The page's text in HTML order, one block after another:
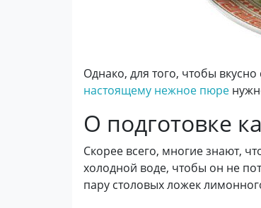
Однако, для того, чтобы вкусно
настоящему нежное пюре
О подготовке
Скорее всего, многие знают,
холодной воде, чтобы он не
пару столовых ложек